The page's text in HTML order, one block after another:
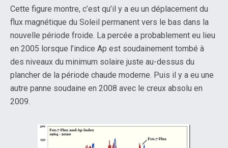
Cette figure montre, c’est qu’il y a eu un déplacement du
flux magnétique du Soleil permanent vers le bas dans la
nouvelle période froide. La percée a probablement eu lieu
en 2005 lorsque l’indice Ap est soudainement tombé à
des niveaux du minimum solaire juste au-dessus du
plancher de la période chaude moderne. Puis il y a eu une
autre panne soudaine en 2008 avec le creux absolu en
2009.